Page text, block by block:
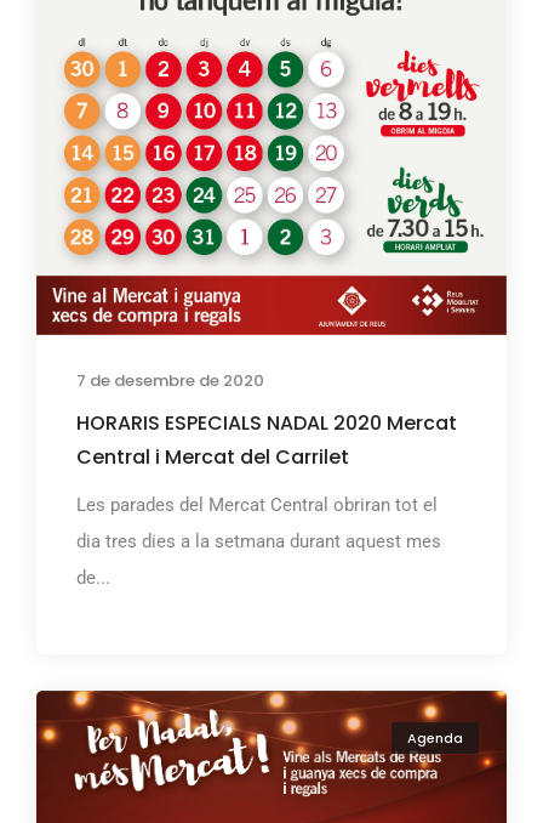
7 de desembre de 2020
HORARIS ESPECIALS NADAL 2020 Mercat
Central i Mercat del Carrilet
Les parades del Mercat Central obriran tot el
dia tres dies a la setmana durant aquest mes
de...
Agenda